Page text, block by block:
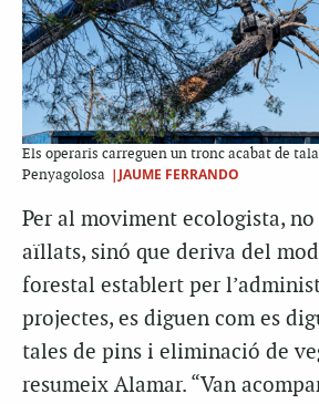
Els operaris carreguen un tronc acabat de
Penyagolosa |JAUME FERRANDO
Per al moviment ecologista, no
aïllats, sinó que deriva del
forestal establert per
projectes, es diguen com es
tales de pins i eliminació de
resumeix Alamar. “Van